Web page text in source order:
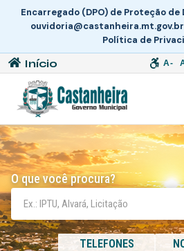
Encarregado (DPO) de Proteção de
ouvidoria@castanheira.mt.gov.br
Política de
Início A-
O que você procura?
TELEFONES